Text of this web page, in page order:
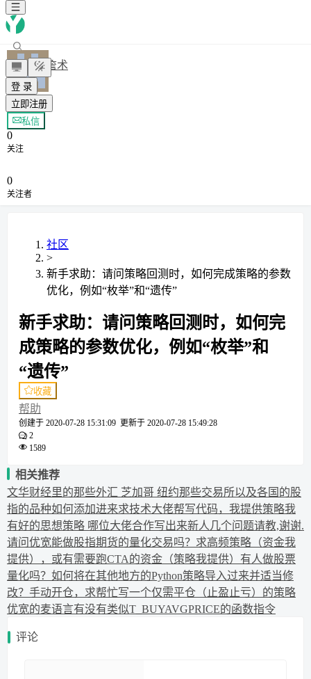
登 录
立即注册
詹术
+ 关注
私信
0
关注
0
关注者
社区
>
新手求助：请问策略回测时，如何完成策略的参数
优化，例如“枚举”和“遗传”
新手求助：请问策略回测时，如何完
成策略的参数优化，例如“枚举”和
“遗传”
收藏
帮助
创建于 2020-07-28 15:31:09 更新于 2020-07-28 15:49:28
2
1589
相关推荐
文华财经里的那些外汇 芝加哥 纽约那些交易所以及各国的股
指的品种如何添加进来求技术大佬帮写代码，我提供策略我
有好的思想策略 哪位大佬合作写出来新人几个问题请教,谢谢.
请问优宽能做股指期货的量化交易吗？ 求高频策略（资金我
提供），或有需要跑CTA的资金（策略我提供） 有人做股票
量化吗？ 如何将在其他地方的Python策略导入过来并适当修
改？ 手动开仓，求帮忙写一个仅需平仓（止盈止亏）的策略
优宽的麦语言有没有类似T_BUYAVGPRICE的函数指令
评论